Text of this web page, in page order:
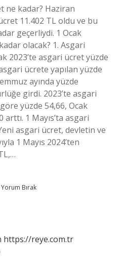
ne kadar? Haziran
11.402 TL oldu ve bu
geçerliydi. 1 Ocak
olacak? 1. Asgari
2023’te asgari ücret yüzde
ücrete yapılan yüzde
ayında yüzde
girdi. 2023’te asgari
yüzde 54,66, Ocak
1 Mayıs’ta asgari
asgari ücret, devletin ve
1 Mayıs 2024’ten
Yorum Bırak
https://reye.com.tr